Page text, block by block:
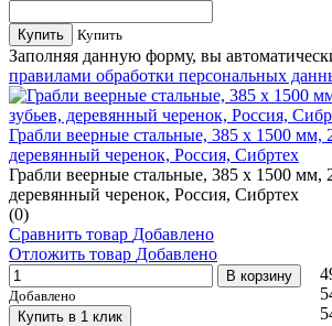
Купить Купить
Заполняя данную форму, вы
правилами обработки персональных
Грабли веерные стальные, 385 х 1500 мм,
деревянный черенок, Россия, Сибртех
Грабли веерные стальные, 385 х 1500 мм,
деревянный черенок, Россия, Сибртех
(0)
Сравнить товар Добавлено
Отложить товар Добавлено
В корзину
Добавлено
Купить в 1 клик